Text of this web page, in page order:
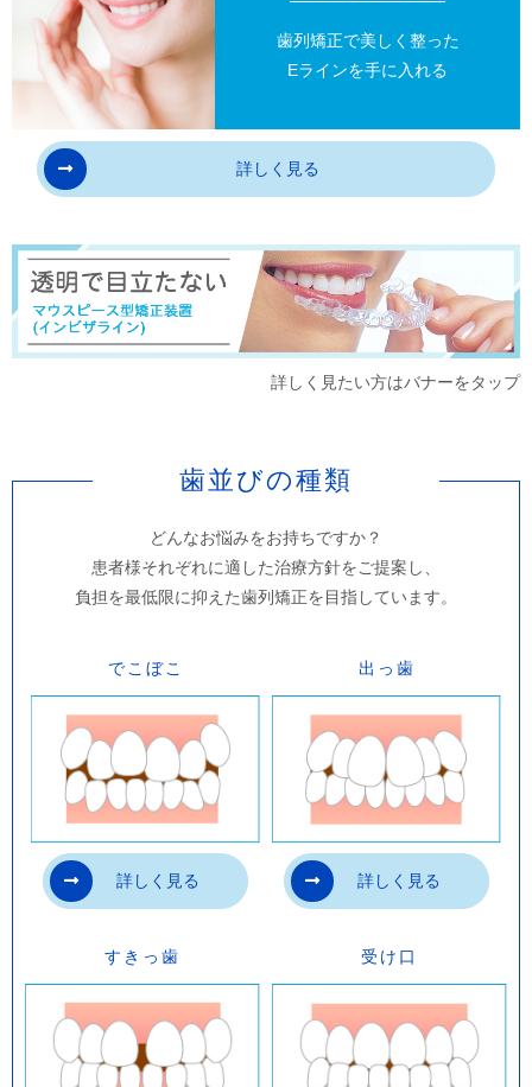
薬機法において承認されていない
医療機器について
「マウスピース型カスタムメイド
矯正装置（インビザライン）」
・マウスピース型矯正装置（インビザライ
ン）は、米国アライン・テクノロジー社の
製品であり、矯正専門の歯科医師が患者様
の治療計画を作成し、細かな修正を加えて
米国のアライン・テクノロジー社にてマウ
作製されます。作製されたインビザライン
・国内にもマウスピース型矯正装置（イン
ビザライン）として医薬品医療機器等法
存在します。その中でも、矯正専門の歯科
医師が効果・効能を検討したうえで当院で
は米国アライン・テクノロジー社のインビ
ザラインを導入しております。
・マウスピース型矯正装置（インビザライ
ン）は1997年にFDA（アメリカ食品医薬品
局）により医療機器としての認証を受けて
成する装置であることや製作が機械で行わ
れることから、医療機器としての矯正装置
に該当しないこととなっています。マウス
ピース型矯正装置（インビザライン）に使
歯列矯正で美しく整った
Eラインを手に入れる
詳しく見る
詳しく見たい方はバナーをタップ
歯並びの種類
どんなお悩みをお持ちですか？
患者様それぞれに適した治療方針をご提案し、
負担を最低限に抑えた歯列矯正を目指しています。
でこぼこ
詳しく見る
出っ歯
詳しく見る
すきっ歯 受け口